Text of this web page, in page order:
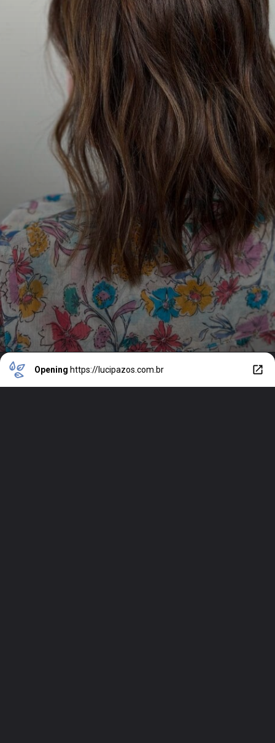
Opening https://lucipazos.com.br